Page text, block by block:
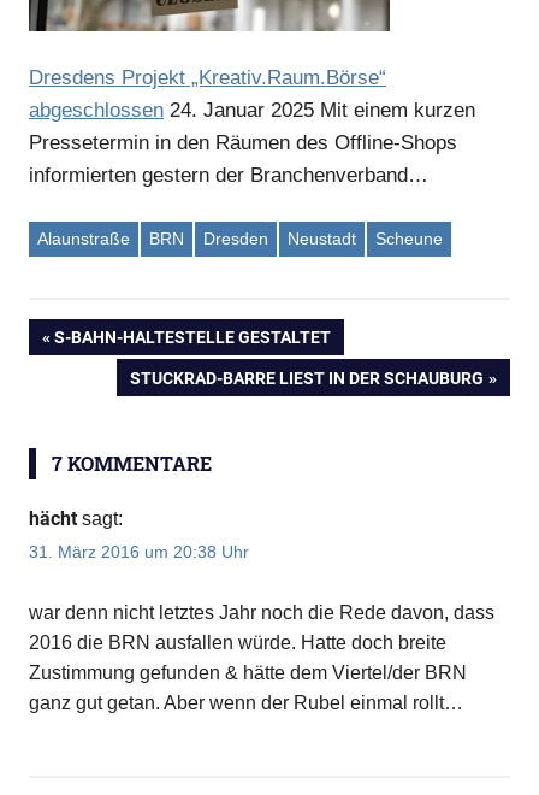
Dresdens Projekt „Kreativ.Raum.Börse“
abgeschlossen 24. Januar 2025 Mit einem kurzen
Pressetermin in den Räumen des Offline-Shops
informierten gestern der Branchenverband…
Alaunstraße BRN Dresden Neustadt Scheune
Beitragsnavigation
VORHERIGER
BEITRAG:
S-BAHN-HALTESTELLE GESTALTET
NÄCHSTER
STUCKRAD-BARRE LIEST IN DER SCHAUBURG
7 KOMMENTARE
hächt sagt:
31. März 2016 um 20:38 Uhr
war denn nicht letztes Jahr noch die Rede davon, dass
2016 die BRN ausfallen würde. Hatte doch breite
Zustimmung gefunden & hätte dem Viertel/der BRN
ganz gut getan. Aber wenn der Rubel einmal rollt…